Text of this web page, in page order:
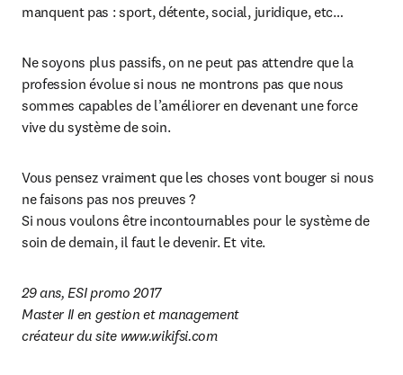
manquent pas : sport, détente, social, juridique, etc…
Ne soyons plus passifs, on ne peut pas attendre que la
profession évolue si nous ne montrons pas que nous
sommes capables de l’améliorer en devenant une force
vive du système de soin.
Vous pensez vraiment que les choses vont bouger si nous
ne faisons pas nos preuves ?
Si nous voulons être incontournables pour le système de
soin de demain, il faut le devenir. Et vite.
29 ans, ESI promo 2017
Master II en gestion et management
créateur du site www.wikifsi.com